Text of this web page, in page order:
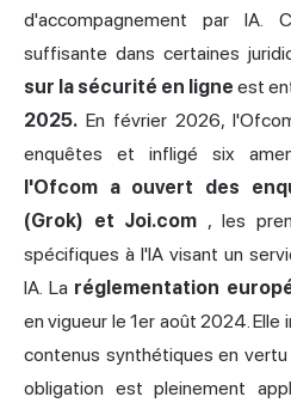
d'accompagnement par IA.
suffisante dans certaines
sur la sécurité en ligne est
2025. En février 2026,
enquêtes et infligé six
l'Ofcom a ouvert des
(Grok) et Joi.com , les
spécifiques à l'IA visant un
IA. La réglementation
en vigueur le 1er août 2024.
contenus synthétiques en
obligation est pleinement